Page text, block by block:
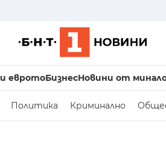
евротоБизнесНовини от
Политика Криминално